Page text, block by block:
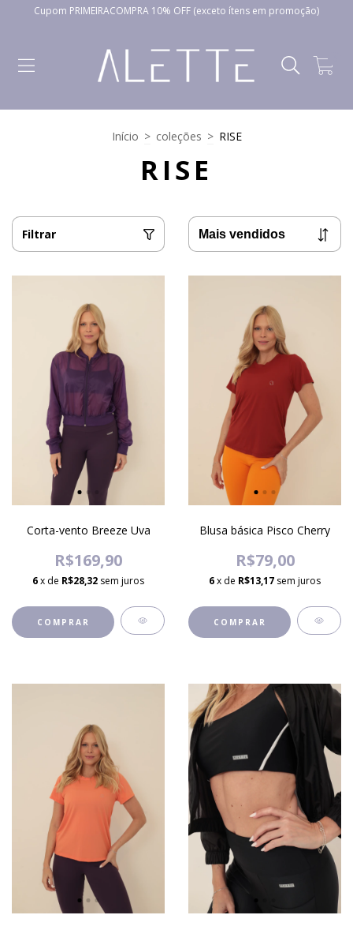
Cupom PRIMEIRACOMPRA 10% OFF (exceto ítens em promoção)
Início > coleções > RISE
RISE
Filtrar
Corta-vento Breeze Uva
R$169,90
6x de R$28,32 sem juros
COMPRAR
Blusa básica Pisco Cherry
R$79,00
6x de R$13,17 sem juros
COMPRAR